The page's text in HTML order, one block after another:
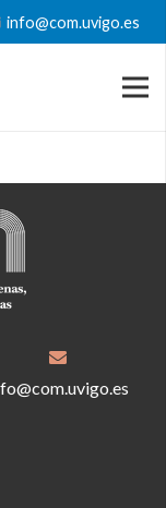
info@com.uvigo.es